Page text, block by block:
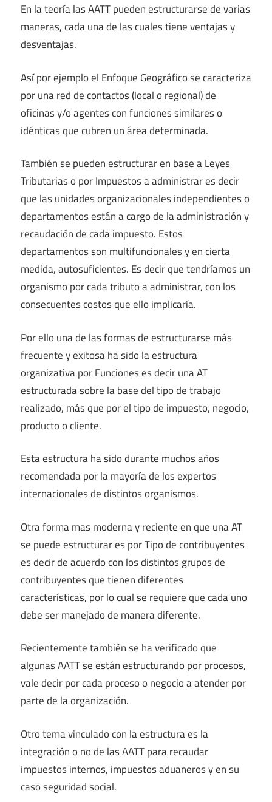
En la teoría las AATT pueden estructurarse de varias
maneras, cada una de las cuales tiene ventajas y
desventajas.
Así por ejemplo el Enfoque Geográfico se caracteriza
por una red de contactos (local o regional) de
oficinas y/o agentes con funciones similares o
idénticas que cubren un área determinada.
También se pueden estructurar en base a Leyes
Tributarias o por Impuestos a administrar es decir
que las unidades organizacionales independientes o
departamentos están a cargo de la administración y
recaudación de cada impuesto. Estos
departamentos son multifuncionales y en cierta
medida, autosuficientes. Es decir que tendríamos un
organismo por cada tributo a administrar, con los
consecuentes costos que ello implicaría.
Por ello una de las formas de estructurarse más
frecuente y exitosa ha sido la estructura
organizativa por Funciones es decir una AT
estructurada sobre la base del tipo de trabajo
realizado, más que por el tipo de impuesto, negocio,
producto o cliente.
Esta estructura ha sido durante muchos años
recomendada por la mayoría de los expertos
internacionales de distintos organismos.
Otra forma mas moderna y reciente en que una AT
se puede estructurar es por Tipo de contribuyentes
es decir de acuerdo con los distintos grupos de
contribuyentes que tienen diferentes
características, por lo cual se requiere que cada uno
debe ser manejado de manera diferente.
Recientemente también se ha verificado que
algunas AATT se están estructurando por procesos,
vale decir por cada proceso o negocio a atender por
parte de la organización.
Otro tema vinculado con la estructura es la
integración o no de las AATT para recaudar
impuestos internos, impuestos aduaneros y en su
caso seguridad social.